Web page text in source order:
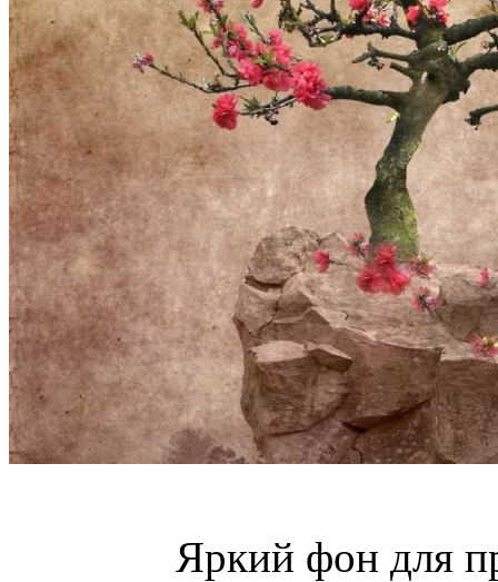
Яркий фон для